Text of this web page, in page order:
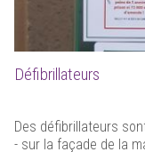
Défibrillateurs
Des défibrillateurs
- sur la façade de la